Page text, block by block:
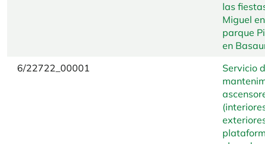
las
Miguel
parque
en
6/22722_00001
Servicio